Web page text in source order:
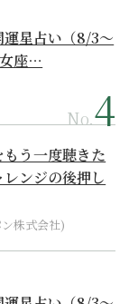
星占い（8/3～
座…
No.
もう一度聴きた
ンジの後押し
株式会社)